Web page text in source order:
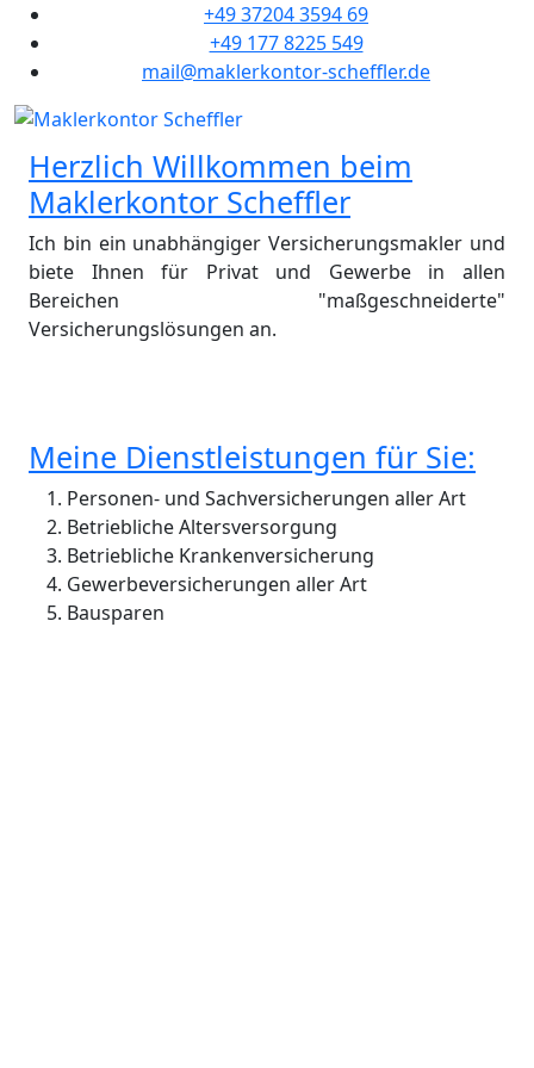
+49 37204 3594 69
+49 177 8225 549
mail@maklerkontor-scheffler.de
Herzlich Willkommen beim
Maklerkontor Scheffler
Ich bin ein unabhängiger Versicherungsmakler und
biete Ihnen für Privat und Gewerbe in allen
Bereichen "maßgeschneiderte"
Versicherungslösungen an.
Meine Dienstleistungen für Sie:
Personen- und Sachversicherungen aller Art
Betriebliche Altersversorgung
Betriebliche Krankenversicherung
Gewerbeversicherungen aller Art
Bausparen